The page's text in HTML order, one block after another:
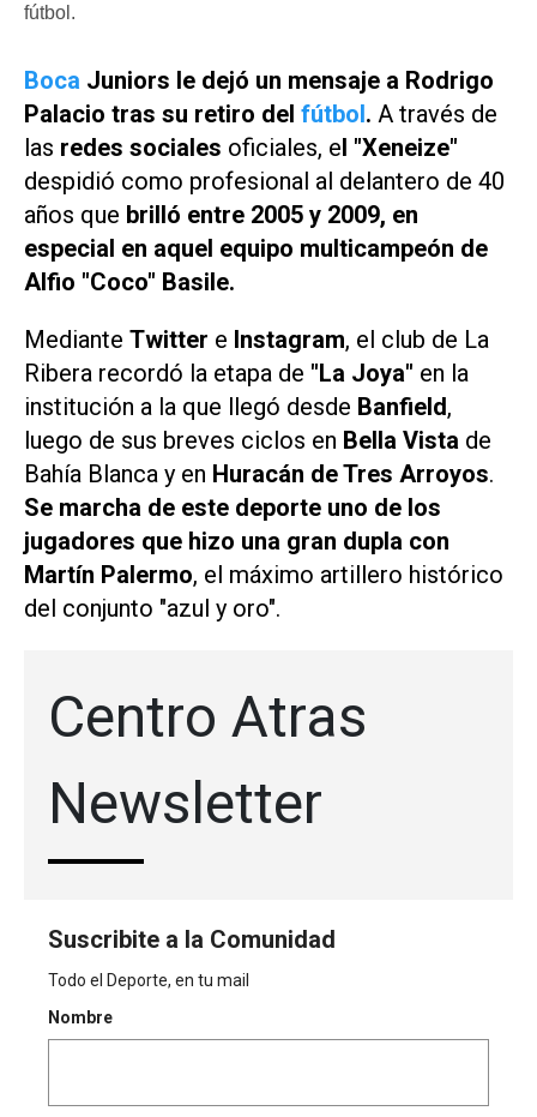
fútbol.
Boca Juniors le dejó un mensaje a Rodrigo
Palacio tras su retiro del fútbol. A través de
las redes sociales oficiales, el "Xeneize"
despidió como profesional al delantero de 40
años que brilló entre 2005 y 2009, en
especial en aquel equipo multicampeón de
Alfio "Coco" Basile.
Mediante Twitter e Instagram, el club de La
Ribera recordó la etapa de "La Joya" en la
institución a la que llegó desde Banfield,
luego de sus breves ciclos en Bella Vista de
Bahía Blanca y en Huracán de Tres Arroyos.
Se marcha de este deporte uno de los
jugadores que hizo una gran dupla con
Martín Palermo, el máximo artillero histórico
del conjunto "azul y oro".